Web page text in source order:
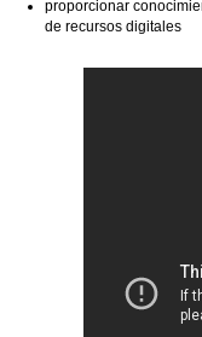
proporcionar
de recursos digitales